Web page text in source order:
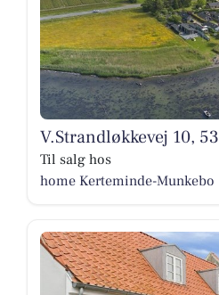
V.Strandløkkevej 10,
Til salg hos
home Kerteminde-Munkebo